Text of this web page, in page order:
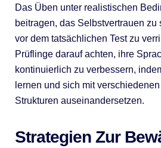
Das Üben unter realistischen
beitragen, das Selbstvertrauen zu
vor dem tatsächlichen Test zu
Prüflinge darauf achten, ihre
kontinuierlich zu verbessern,
lernen und sich mit
Strukturen auseinandersetzen.
Strategien Zur